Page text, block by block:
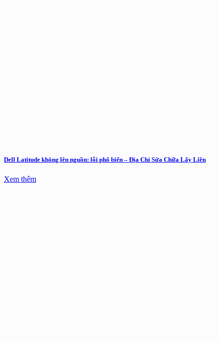
Dell Latitude không lên nguồn: lỗi phổ biến – Địa Chỉ Sửa Chữa Lấy Liền
Xem thêm